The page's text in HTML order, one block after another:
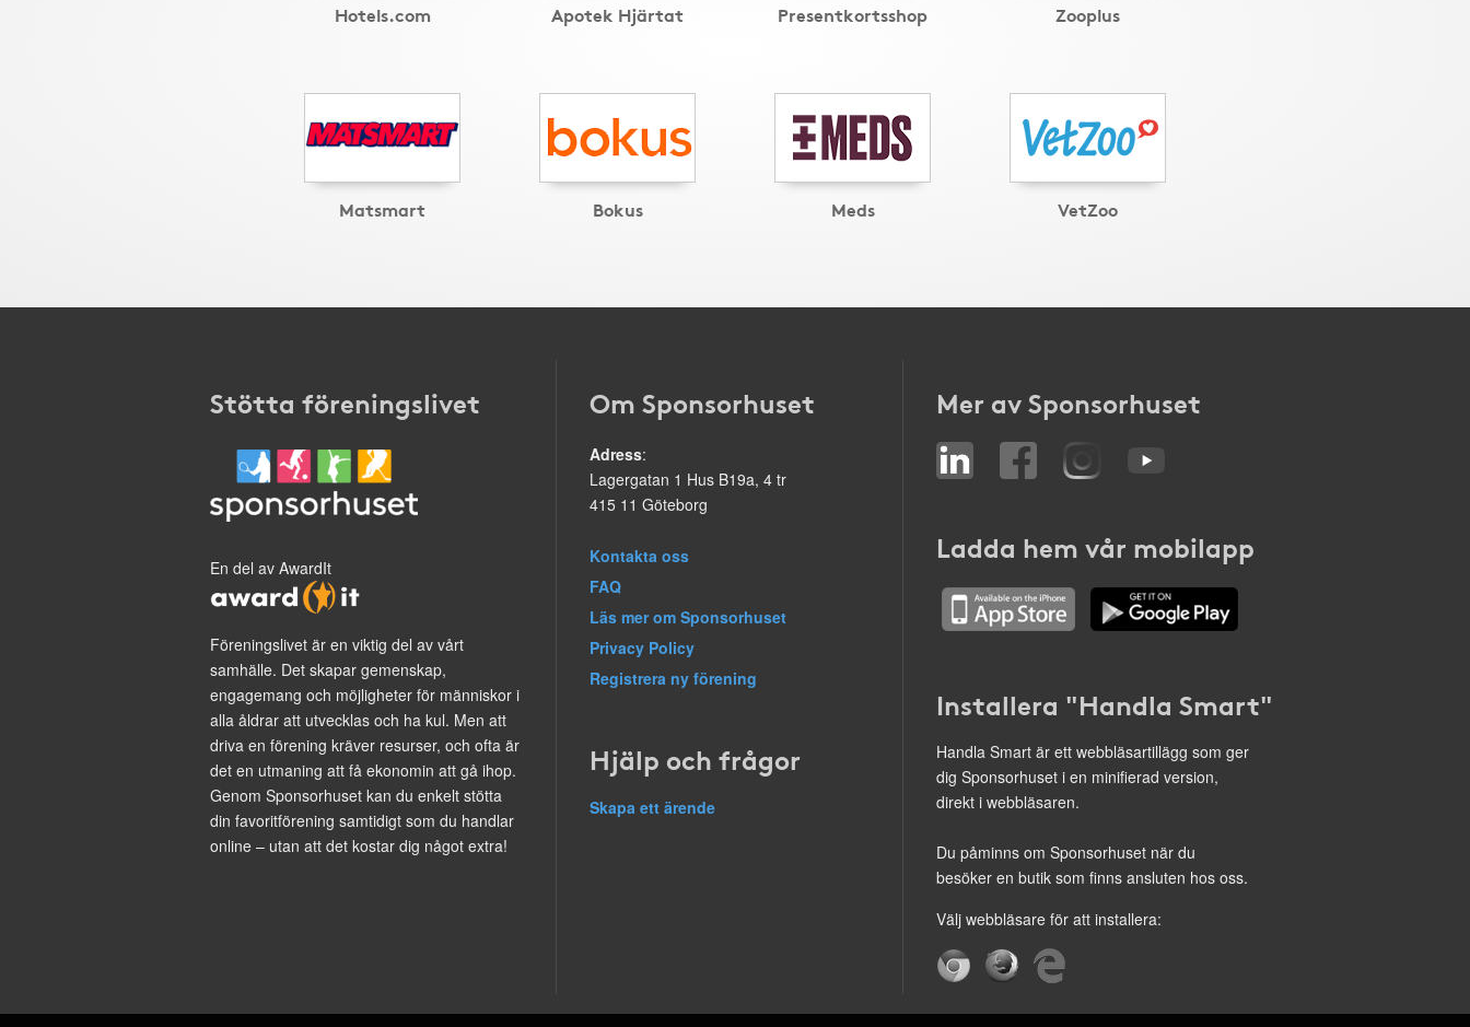
Hotels.com Apotek Hjärtat Presentkortsshop Zooplus
Matsmart Bokus Meds VetZoo
Stötta föreningslivet
En del av AwardIt
Föreningslivet är en viktig del av vårt
samhälle. Det skapar gemenskap,
engagemang och möjligheter för människor i
alla åldrar att utvecklas och ha kul. Men att
driva en förening kräver resurser, och ofta är
det en utmaning att få ekonomin att gå ihop.
Genom Sponsorhuset kan du enkelt stötta
din favoritförening samtidigt som du handlar
online – utan att det kostar dig något extra!
Om Sponsorhuset
Adress:
Lagergatan 1 Hus B19a, 4 tr
415 11 Göteborg
Kontakta oss
FAQ
Läs mer om Sponsorhuset
Privacy Policy
Registrera ny förening
Hjälp och frågor
Skapa ett ärende
Mer av Sponsorhuset
Ladda hem vår mobilapp
Installera "Handla Smart"
Handla Smart är ett webbläsartillägg som ger
dig Sponsorhuset i en minifierad version,
direkt i webbläsaren.
Du påminns om Sponsorhuset när du
besöker en butik som finns ansluten hos oss.
Välj webbläsare för att installera: